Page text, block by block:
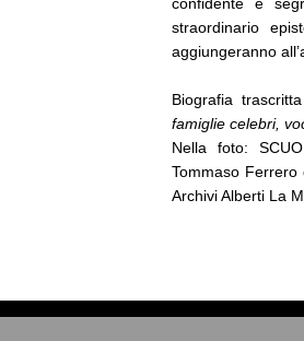
straordinario
aggiungeranno
Biografia
famiglie celebri,
Nella foto:
Tommaso
Archivi Alberti La